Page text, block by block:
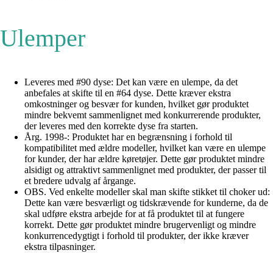
Ulemper
Leveres med #90 dyse: Det kan være en ulempe, da det
anbefales at skifte til en #64 dyse. Dette kræver ekstra
omkostninger og besvær for kunden, hvilket gør produktet
mindre bekvemt sammenlignet med konkurrerende produkter,
der leveres med den korrekte dyse fra starten.
Årg. 1998-: Produktet har en begrænsning i forhold til
kompatibilitet med ældre modeller, hvilket kan være en ulempe
for kunder, der har ældre køretøjer. Dette gør produktet mindre
alsidigt og attraktivt sammenlignet med produkter, der passer til
et bredere udvalg af årgange.
OBS. Ved enkelte modeller skal man skifte stikket til choker ud:
Dette kan være besværligt og tidskrævende for kunderne, da de
skal udføre ekstra arbejde for at få produktet til at fungere
korrekt. Dette gør produktet mindre brugervenligt og mindre
konkurrencedygtigt i forhold til produkter, der ikke kræver
ekstra tilpasninger.